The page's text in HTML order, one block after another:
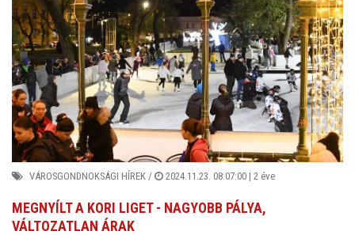
VÁROSGONDNOKSÁGI HÍREK / 2024.11.23. 08:07:00 | 2 éve
MEGNYÍLT A KORI LIGET - NAGYOBB PÁLYA,
VÁLTOZATLAN ÁRAK